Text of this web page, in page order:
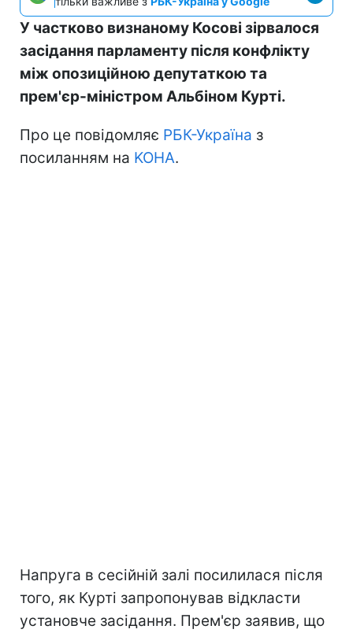
У частково визнаному Косові зірвалося
засідання парламенту після конфлікту
між опозиційною депутаткою та
прем'єр-міністром Альбіном Курті.
Про це повідомляє РБК-Україна з
посиланням на KOHA.
Напруга в сесійній залі посилилася після
того, як Курті запропонував відкласти
установче засідання. Прем'єр заявив, що